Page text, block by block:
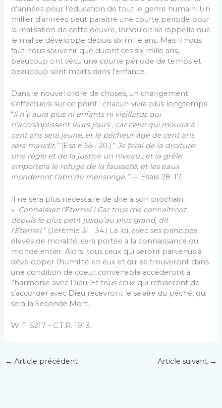
d’années pour l’éducation de tout le genre humain. Un
mil­lier d’années peut paraître une courte période pour
la réalisation de cette oeuvre, lorsqu’on se rappelle que
le mal se développe depuis six mille ans. Mais il nous
faut nous souvenir que durant ces six mille ans,
beaucoup ont vécu une courte période de temps et
beaucoup sont morts dans l’enfance.
Dans le nouvel ordre de choses, un change­ment
s’effectuera sur ce point ; chacun vivra plus longtemps.
“Il n’y aura plus ni enfants ni vieil­lards qui
n’accomplissent leurs jours ; car celui qui mourra à
cent ans sera jeune, et le pécheur âgé de cent ans
sera maudit.”(Esaïe 65 : 20.) “Je ferai de la droiture
une règle et de la jus­tice un niveau ; et la grêle
emportera le refuge de la fausseté, et les eaux
inonderont l’abri du mensonge.”— Esaïe 28 :17.
Il ne sera plus nécessaire de dire à son pro­chain :
« Connaissez l’Eternel ! Car tous me con­naîtront,
depuis le plus petit jusqu’au plus grand, dit
l’Eternel.”(Jérémie 31 : 34.) La loi, avec ses principes
élevés de moralité, sera portée à la connaissance du
monde entier. Alors, tous ceux qui seront parvenus à
développer l’humilité en eux et qui se trouveront dans
une condition de coeur convenable accéderont à
l’harmonie avec Dieu. Et tous ceux qui refuseront de
s’accorder avec Dieu recevront le salaire du péché, qui
sera la Seconde Mort.
W. T. 5217 – C.T.R. 1913.
← Article précédent Article suivant →